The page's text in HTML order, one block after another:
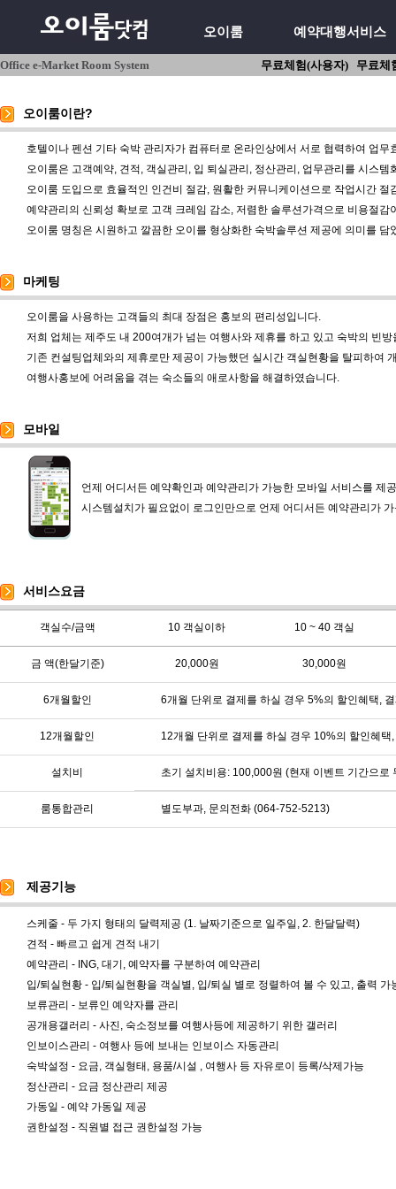
오이룸 예약대행서비스
Office e-Market Room System 무료체험(사용자) 무료체
오이룸이란?
호텔이나 펜션 기타 숙박 관리자가 컴퓨터로 온라인상에서 서로 협력하여 업
오이룸은 고객예약, 견적, 객실관리, 입 퇴실관리, 정산관리, 업무관리를 시스
오이룸 도입으로 효율적인 인건비 절감, 원활한 커뮤니케이션으로 작업시간 절
예약관리의 신뢰성 확보로 고객 크레임 감소, 저렴한 솔루션가격으로 비용절감
오이룸 명칭은 시원하고 깔끔한 오이를 형상화한 숙박솔루션 제공에 의미를 담
마케팅
오이룸을 사용하는 고객들의 최대 장점은 홍보의 편리성입니다.
저희 업체는 제주도 내 200여개가 넘는 여행사와 제휴를 하고 있고 숙박의 빈
기존 컨설팅업체와의 제휴로만 제공이 가능했던 실시간 객실현황을 탈피하여
여행사홍보에 어려움을 겪는 숙소들의 애로사항을 해결하였습니다.
모바일
언제 어디서든 예약확인과 예약관리가 가능한 모바일 서비스를 제
시스템설치가 필요없이 로그인만으로 언제 어디서든 예약관리가
서비스요금
객실수/금액 10 객실이하 10 ~ 40 객실
금 액(한달기준) 20,000원 30,000원
6개월할인 6개월 단위로 결제를 하실 경우 5%의 할인혜택,
12개월할인 12개월 단위로 결제를 하실 경우 10%의 할인혜
설치비 초기 설치비용: 100,000원 (현재 이벤트 기간으로
룸통합관리 별도부과, 문의전화 (064-752-5213)
제공기능
스케줄 - 두 가지 형태의 달력제공 (1. 날짜기준으로 일주일, 2. 한달달력)
견적 - 빠르고 쉽게 견적 내기
예약관리 - ING, 대기, 예약자를 구분하여 예약관리
입/퇴실현황 - 입/퇴실현황을 객실별, 입/퇴실 별로 정렬하여 볼 수 있고, 출력 가
보류관리 - 보류인 예약자를 관리
공개용갤러리 - 사진, 숙소정보를 여행사등에 제공하기 위한 갤러리
인보이스관리 - 여행사 등에 보내는 인보이스 자동관리
숙박설정 - 요금, 객실형태, 용품/시설 , 여행사 등 자유로이 등록/삭제가능
정산관리 - 요금 정산관리 제공
가동일 - 예약 가동일 제공
권한설정 - 직원별 접근 권한설정 가능